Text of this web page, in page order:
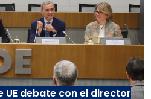
UE debate con el director